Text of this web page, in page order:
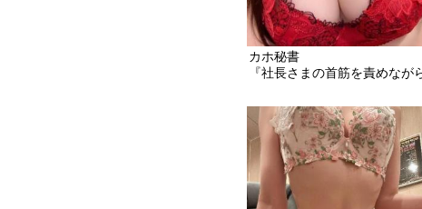
カホ秘書
『社長さまの首筋を責めなが